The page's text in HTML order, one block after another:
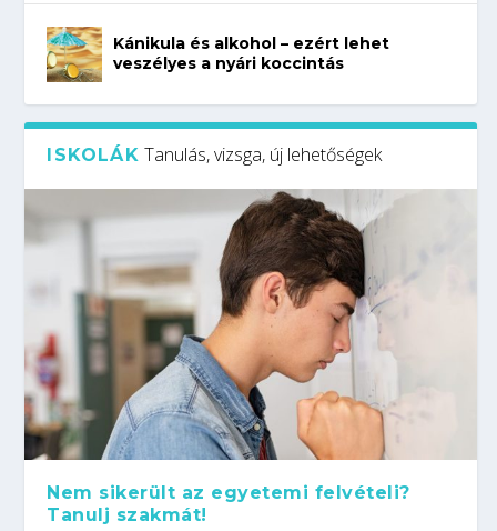
Kánikula és alkohol – ezért lehet
veszélyes a nyári koccintás
ISKOLÁK Tanulás, vizsga, új lehetőségek
Nem sikerült az egyetemi felvételi?
Tanulj szakmát!